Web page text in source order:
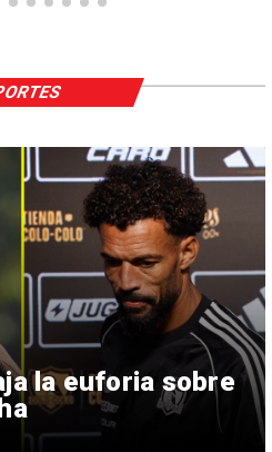
la euforia sobre